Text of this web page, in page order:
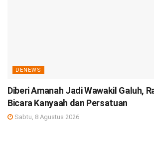
DENEWS
Diberi Amanah Jadi Wawakil Galuh,
Bicara Kanyaah dan Persatuan
Sabtu, 8 Agustus 2026